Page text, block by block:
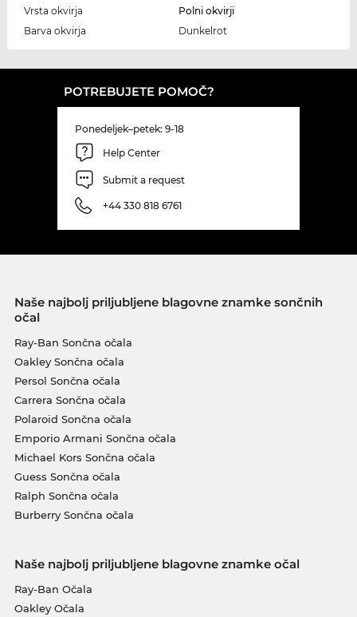
Vrsta okvirja
Polni okvirji
Barva okvirja
Dunkelrot
POTREBUJETE POMOČ?
Ponedeljek–petek: 9-18
Help Center
Submit a request
+44 330 818 6761
Naše najbolj priljubljene blagovne znamke sončnih
očal
Ray-Ban Sončna očala
Oakley Sončna očala
Persol Sončna očala
Carrera Sončna očala
Polaroid Sončna očala
Emporio Armani Sončna očala
Michael Kors Sončna očala
Guess Sončna očala
Ralph Sončna očala
Burberry Sončna očala
Naše najbolj priljubljene blagovne znamke očal
Ray-Ban Očala
Oakley Očala